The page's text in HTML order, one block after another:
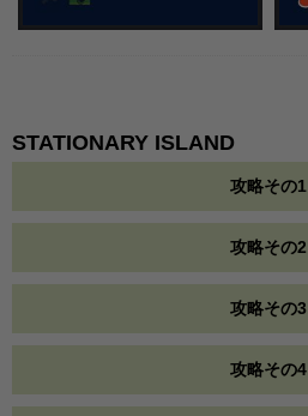
STATIONARY ISLAND
攻略その1
攻略その2
攻略その3
攻略その4